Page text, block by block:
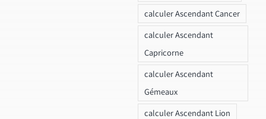
calculer Ascendant Cancer
calculer Ascendant
Capricorne
calculer Ascendant
Gémeaux
calculer Ascendant Lion